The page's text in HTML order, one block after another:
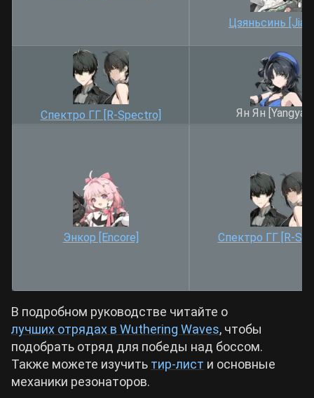
Цзяньсинь
Спектро ГГ [R-Spectro] Ян Ян
Энкор [Encore] Спектро ГГ [R-
В подробном руководстве читайте о
лучших отрядах в Wuthering Waves, чтобы
подобрать отряд для победы над боссом.
Также можете изучить тир-лист и основные
механики резонаторов.